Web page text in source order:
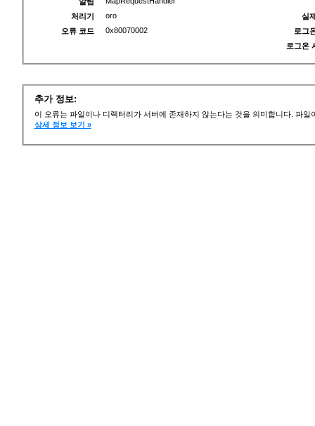
처리기
oro
오류 코드
0x80070002
실
로그
로그온
추가 정보:
이 오류는 파일이나 디렉터리가 서버에 존재하지 않는다는 것을 의미합니다. 파
상세 정보 보기 »